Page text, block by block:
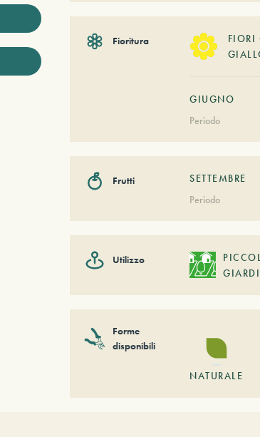
Fioritura
FIORI
GIUGNO
Periodo
Frutti
SETTEMBRE
Periodo
Utilizzo
Forme
disponibili
NATURALE